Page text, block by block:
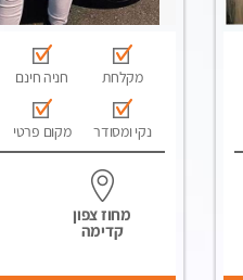
מקלחת חניה חינם
נקי ומסודר מקום פרטי
מחוז צפון
קדימה